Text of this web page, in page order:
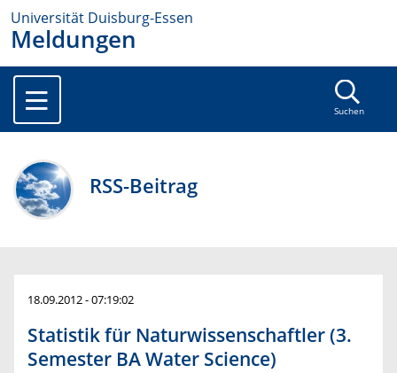
Universität Duisburg-Essen
Meldungen
Suchen
RSS-Beitrag
18.09.2012 - 07:19:02
Statistik für Naturwissenschaftler (3.
Semester BA Water Science)